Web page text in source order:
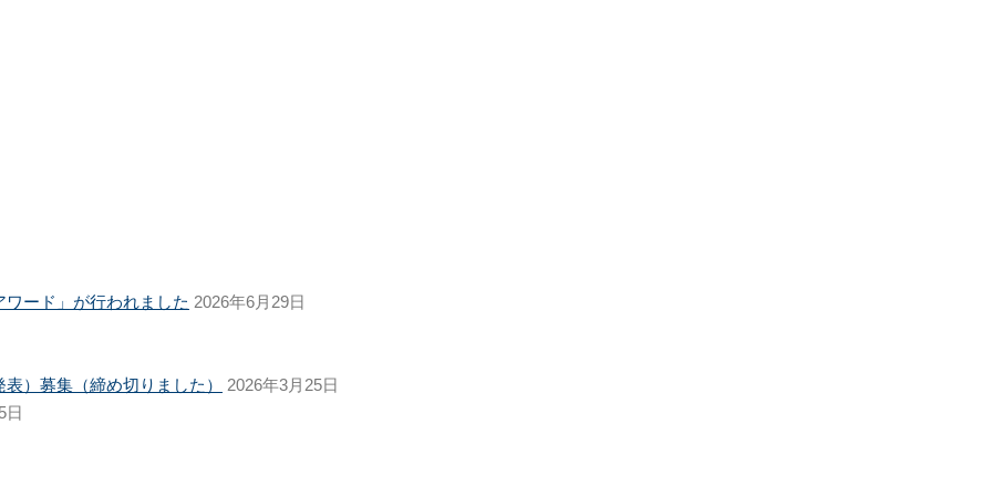
ード」が行われました 2026年6月29日
）募集（締め切りました）
2026年3月25日
日